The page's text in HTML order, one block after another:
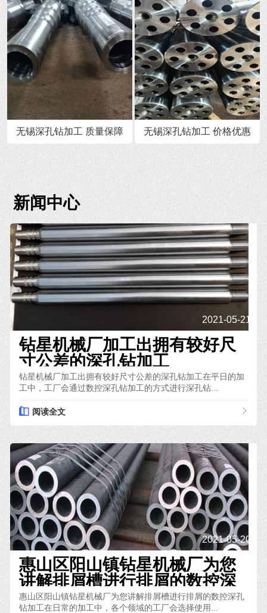
无锡深孔钻加工 质量保障 无锡深孔钻加工 价格优惠
新闻中心
2021-05-21
钻星机械厂加工出拥有较好尺
寸公差的深孔钻加工
钻星机械厂加工出拥有较好尺寸公差的深孔钻加工在平日的加
工中，工厂会通过数控深孔钻加工的方式进行深孔钻...
阅读全文
2021-05-20
惠山区阳山镇钻星机械厂为您
讲解排屑槽进行排屑的数控深
孔钻加工
惠山区阳山镇钻星机械厂为您讲解排屑槽进行排屑的数控深孔
钻加工在日常的加工中，各个领域的工厂会选择使用...